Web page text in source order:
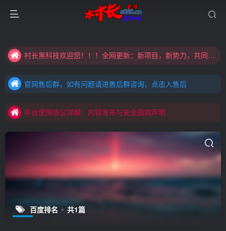
村长黑科技欢迎您！！！全网更新：新项目，新势力，共同发展
村长黑科技欢迎您！！！全网更新：新项目，新势力，共同发展
官网售后群，如有问题请进售后群咨询，点击入售后
平台使用协议详解：内容发布与安全指南声明
百度排名 共1篇